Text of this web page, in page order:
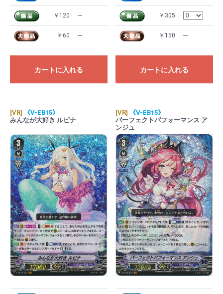
￥120 ---
￥60 ---
カートに入れる
￥305
￥150 ---
カートに入れる
[VR]
《V-EB15》
みんなが大好き ルピナ
[VR]
《V-EB15》
パーフェクトパフォーマンス ア
ンジュ